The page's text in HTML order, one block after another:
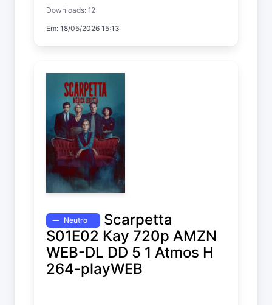
Temp. 1 EP. 3
Downloads: 12
Em: 18/05/2026 15:13
Neutro
Scarpetta
S01E02 Kay 720p AMZN
WEB-DL DD 5 1 Atmos H
264-playWEB